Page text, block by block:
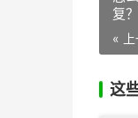
复？
« 上
这